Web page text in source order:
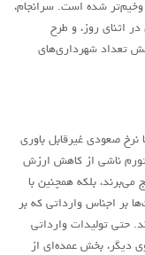
شده است. سرانجام،
اثنای روز، و طرح
تعداد شهرداری‌های
نرخ صعودی غیرقابل باوری
تورم ناشی از کاهش ارزش
بلکه همچنین با
بر اجناس وارداتی که بر
حتی تولیدات وارداتی
دیگر، بخش عمده‌ای از